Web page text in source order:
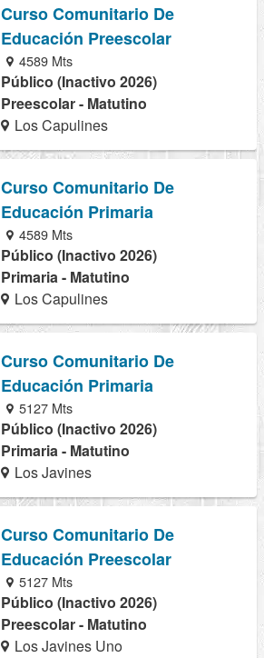
Curso Comunitario De
Educación Preescolar
4589 Mts
Público (Inactivo 2026)
Preescolar - Matutino
Los Capulines
Curso Comunitario De
Educación Primaria
4589 Mts
Público (Inactivo 2026)
Primaria - Matutino
Los Capulines
Curso Comunitario De
Educación Primaria
5127 Mts
Público (Inactivo 2026)
Primaria - Matutino
Los Javines
Curso Comunitario De
Educación Preescolar
5127 Mts
Público (Inactivo 2026)
Preescolar - Matutino
Los Javines Uno